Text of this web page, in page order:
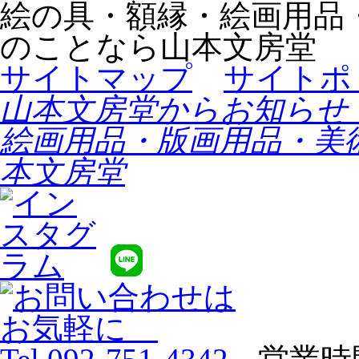
絵の具・額縁・絵画用
のことなら山本文房堂
サイトマップ
サイト
山本文房堂からお知ら
絵画用品・版画用品・
本文房堂